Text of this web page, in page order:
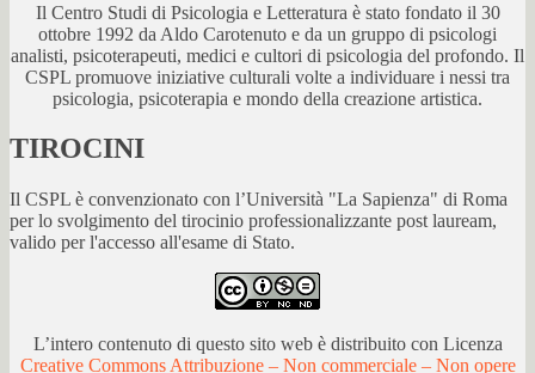
Il Centro Studi di Psicologia e Letteratura è stato fondato il 30
ottobre 1992 da Aldo Carotenuto e da un gruppo di psicologi
analisti, psicoterapeuti, medici e cultori di psicologia del profondo. Il
CSPL promuove iniziative culturali volte a individuare i nessi tra
psicologia, psicoterapia e mondo della creazione artistica.
TIROCINI
Il CSPL è convenzionato con l’Università "La Sapienza" di Roma
per lo svolgimento del tirocinio professionalizzante post lauream,
valido per l'accesso all'esame di Stato.
L’intero contenuto di questo sito web è distribuito con Licenza
Creative Commons Attribuzione – Non commerciale – Non opere